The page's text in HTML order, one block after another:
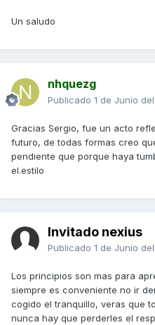
Un saludo
nhquezg
Publicado 1 de Junio
Gracias Sergio, fue un acto
futuro, de todas formas creo
pendiente que porque haya
el.estilo
Invitado nexius
Publicado 1 de Junio
Los principios son mas para
siempre es conveniente no ir
cogido el tranquillo, veras que
nunca hay que perderles el